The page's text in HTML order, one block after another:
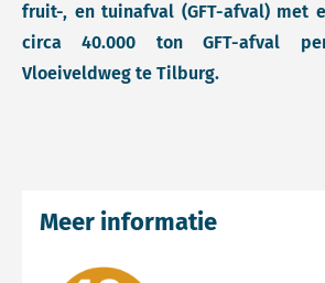
fruit-, en tuinafval (GFT-afval) met
circa 40.000 ton GFT-afval
Vloeiveldweg te Tilburg.
Meer informatie